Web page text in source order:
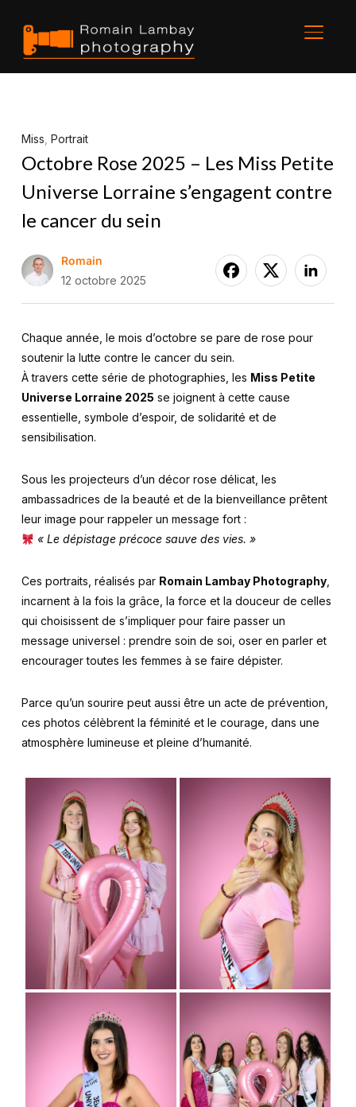
Miss Portrait
Octobre Rose 2025 – Les Miss Petite
Universe Lorraine s’engagent contre
le cancer du sein
Romain
12 octobre 2025
Chaque année, le mois d’octobre se pare de rose pour
soutenir la lutte contre le cancer du sein.
À travers cette série de photographies, les Miss Petite
Universe Lorraine 2025 se joignent à cette cause
essentielle, symbole d’espoir, de solidarité et de
sensibilisation.
Sous les projecteurs d’un décor rose délicat, les
ambassadrices de la beauté et de la bienveillance prêtent
leur image pour rappeler un message fort :
« Le dépistage précoce sauve des vies. »
Ces portraits, réalisés par Romain Lambay Photography,
incarnent à la fois la grâce, la force et la douceur de celles
qui choisissent de s’impliquer pour faire passer un
message universel : prendre soin de soi, oser en parler et
encourager toutes les femmes à se faire dépister.
Parce qu’un sourire peut aussi être un acte de prévention,
ces photos célèbrent la féminité et le courage, dans une
atmosphère lumineuse et pleine d’humanité.